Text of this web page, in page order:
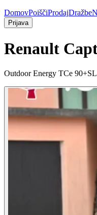
DomovPoiščiProdajDražbe
Prijava
Renault
Outdoor Energy TCe